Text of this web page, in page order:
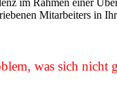
im Rahmen einer
Mitarbeiters in
was sich nicht